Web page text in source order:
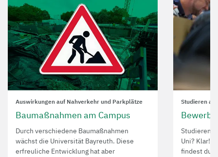
Auswirkungen auf Nahverkehr und Parkplätze
Baumaßnahmen am Campus
Durch verschiedene Baumaßnahmen
wächst die Universität Bayreuth. Diese
erfreuliche Entwicklung hat aber
Studieren an
Studieren
Uni? Klar!
findest du